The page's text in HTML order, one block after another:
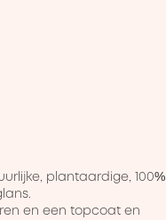
plantaardige, 100%
en een topcoat en